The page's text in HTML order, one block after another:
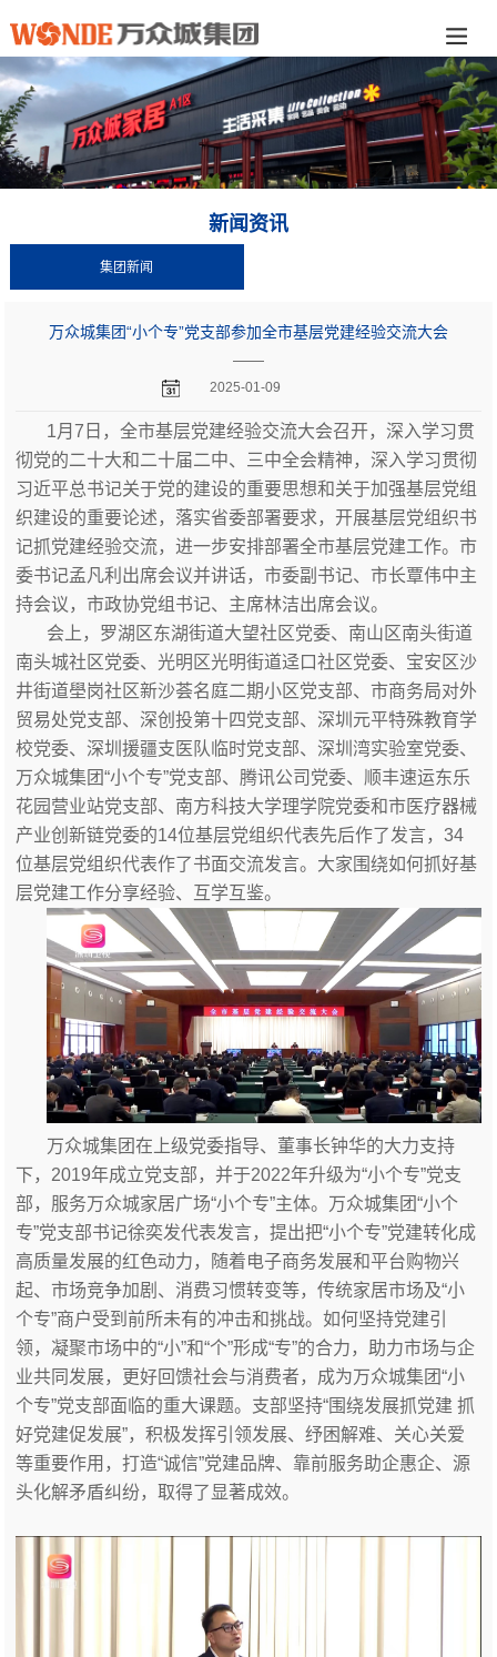
新闻资讯
集团新闻
万众城集团“小个专”党支部参加全市基层党建经验交流大会
——
2025-01-09
1月7日，全市基层党建经验交流大会召开，深入学习贯
彻党的二十大和二十届二中、三中全会精神，深入学习贯彻
习近平总书记关于党的建设的重要思想和关于加强基层党组
织建设的重要论述，落实省委部署要求，开展基层党组织书
记抓党建经验交流，进一步安排部署全市基层党建工作。市
委书记孟凡利出席会议并讲话，市委副书记、市长覃伟中主
持会议，市政协党组书记、主席林洁出席会议。
会上，罗湖区东湖街道大望社区党委、南山区南头街道
南头城社区党委、光明区光明街道迳口社区党委、宝安区沙
井街道壆岗社区新沙荟名庭二期小区党支部、市商务局对外
贸易处党支部、深创投第十四党支部、深圳元平特殊教育学
校党委、深圳援疆支医队临时党支部、深圳湾实验室党委、
万众城集团“小个专”党支部、腾讯公司党委、顺丰速运东乐
花园营业站党支部、南方科技大学理学院党委和市医疗器械
产业创新链党委的14位基层党组织代表先后作了发言，34
位基层党组织代表作了书面交流发言。大家围绕如何抓好基
层党建工作分享经验、互学互鉴。
万众城集团在上级党委指导、董事长钟华的大力支持
下，2019年成立党支部，并于2022年升级为“小个专”党支
部，服务万众城家居广场“小个专”主体。万众城集团“小个
专”党支部书记徐奕发代表发言，提出把“小个专”党建转化成
高质量发展的红色动力，随着电子商务发展和平台购物兴
起、市场竞争加剧、消费习惯转变等，传统家居市场及“小
个专”商户受到前所未有的冲击和挑战。如何坚持党建引
领，凝聚市场中的“小”和“个”形成“专”的合力，助力市场与企
业共同发展，更好回馈社会与消费者，成为万众城集团“小
个专”党支部面临的重大课题。支部坚持“围绕发展抓党建 抓
好党建促发展”，积极发挥引领发展、纾困解难、关心关爱
等重要作用，打造“诚信”党建品牌、靠前服务助企惠企、源
头化解矛盾纠纷，取得了显著成效。